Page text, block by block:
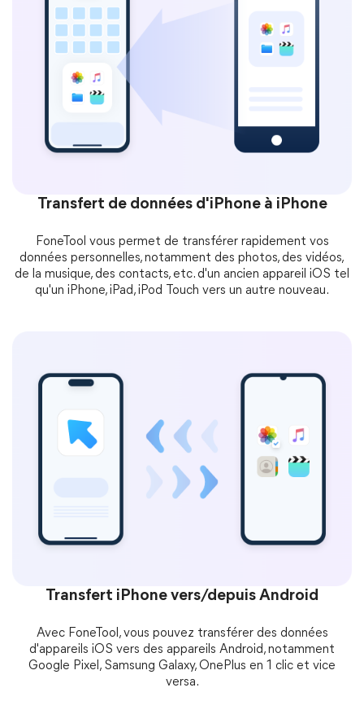
Transfert de données d'iPhone à iPhone
FoneTool vous permet de transférer rapidement vos
données personnelles, notamment des photos, des vidéos,
de la musique, des contacts, etc. d'un ancien appareil iOS tel
qu'un iPhone, iPad, iPod Touch vers un autre nouveau.
Transfert iPhone vers/depuis Android
Avec FoneTool, vous pouvez transférer des données
d'appareils iOS vers des appareils Android, notamment
Google Pixel, Samsung Galaxy, OnePlus en 1 clic et vice
versa.